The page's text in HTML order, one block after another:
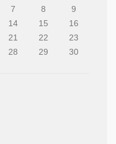
7 8
9
14 15
16
21 22
23
28 29
30